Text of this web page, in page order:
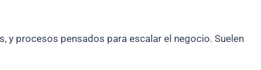
y procesos pensados para escalar el negocio. Suelen